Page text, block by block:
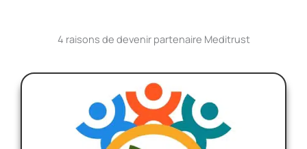
4 raisons de devenir partenaire Meditrust